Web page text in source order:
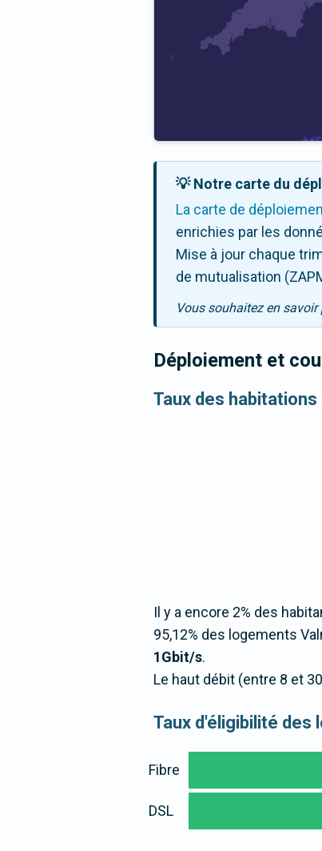
💡 Notre carte du
La carte de
enrichies par les
Mise à jour chaque
de mutualisation
Vous souhaitez en
Déploiement et
Taux des
Il y a encore 2% des
95,12% des logements
1Gbit/s.
Le haut débit (entre 8 et
Taux d'éligibilité des
Fibre
DSL